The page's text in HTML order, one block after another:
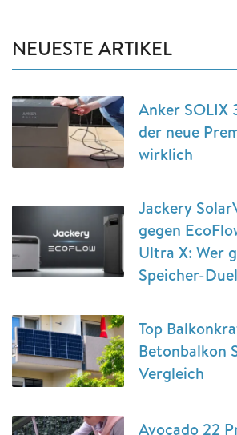
NEUESTE ARTIKEL
Anker SOLIX
der neue
wirklich
Jackery
gegen
Ultra X: Wer
Speicher-
Top
Betonbalkon
Vergleich
Avocado 22